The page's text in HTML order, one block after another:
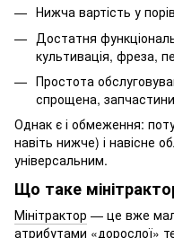
Нижча вартість у
Достатня
культивація, фреза,
Простота
спрощена,
Однак є і обмеження:
навіть нижче) і навісне
універсальним.
Що таке
Мінітрактор — це вже
атрибутами «дорослої»